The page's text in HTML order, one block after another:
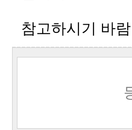
참고하시기 바